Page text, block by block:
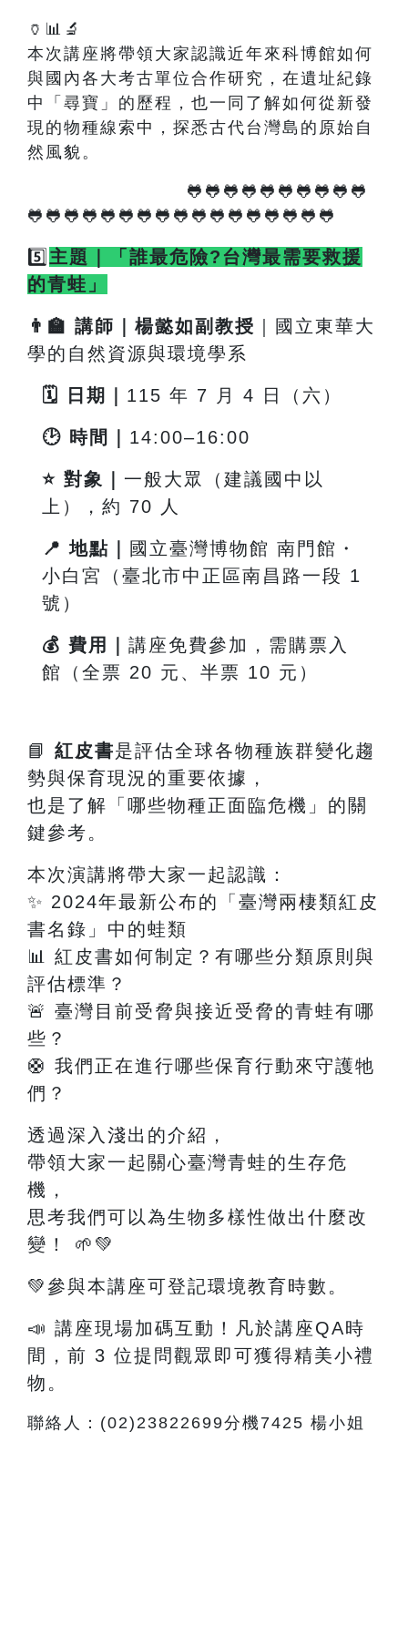
🏺📊🔬
本次講座將帶領大家認識近年來科博館如何
與國內各大考古單位合作研究，在遺址紀錄
中「尋寶」的歷程，也一同了解如何從新發
現的物種線索中，探悉古代台灣島的原始自
然風貌。
🐸🐸🐸🐸🐸🐸🐸🐸🐸🐸
🐸🐸🐸🐸🐸🐸🐸🐸🐸🐸🐸🐸🐸🐸🐸🐸🐸
5️⃣ 主題｜「誰最危險?台灣最需要救援
的青蛙」
👨 🏫 講師｜楊懿如副教授 ｜國立東華大
學的自然資源與環境學系
🗓 日期｜ 115 年 7 月 4 日（六）
🕑 時間｜ 14:00–16:00
⭐ 對象｜ 一般大眾（建議國中以
上），約 70 人
📍 地點｜
國立臺灣博物館 南門館・
小白宮（臺北市中正區南昌路一段 1
號）
💰 費用｜ 講座免費參加，需購票入
館（全票 20 元、半票 10 元）
📘 紅皮書是評估全球各物種族群變化趨
勢與保育現況的重要依據，
也是了解「哪些物種正面臨危機」的關
鍵參考。
本次演講將帶大家一起認識：
✨ 2024年最新公布的「臺灣兩棲類紅皮
書名錄」中的蛙類
📊
紅皮書如何制定？有哪些分類原則與
評估標準？
🚨 臺灣目前受脅與接近受脅的青蛙有哪
些？
🛟 我們正在進行哪些保育行動來守護牠
們？
透過深入淺出的介紹，
帶領大家一起關心臺灣青蛙的生存危
機，
思考我們可以為生物多樣性做出什麼改
變！ 🌱💚
💚參與本講座可登記環境教育時數。
📣 講座現場加碼互動！凡於講座QA時
間，前 3 位提問觀眾即可獲得精美小禮
物。
聯絡人：(02)23822699分機7425 楊小姐